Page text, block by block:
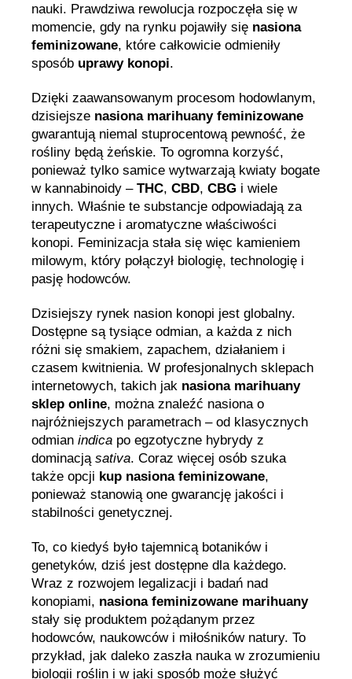
nauki. Prawdziwa rewolucja rozpoczęła się w
momencie, gdy na rynku pojawiły się nasiona
feminizowane, które całkowicie odmieniły
sposób uprawy konopi.
Dzięki zaawansowanym procesom hodowlanym,
dzisiejsze nasiona marihuany feminizowane
gwarantują niemal stuprocentową pewność, że
rośliny będą żeńskie. To ogromna korzyść,
ponieważ tylko samice wytwarzają kwiaty bogate
w kannabinoidy – THC, CBD, CBG i wiele
innych. Właśnie te substancje odpowiadają za
terapeutyczne i aromatyczne właściwości
konopi. Feminizacja stała się więc kamieniem
milowym, który połączył biologię, technologię i
pasję hodowców.
Dzisiejszy rynek nasion konopi jest globalny.
Dostępne są tysiące odmian, a każda z nich
różni się smakiem, zapachem, działaniem i
czasem kwitnienia. W profesjonalnych sklepach
internetowych, takich jak nasiona marihuany
sklep online, można znaleźć nasiona o
najróżniejszych parametrach – od klasycznych
odmian indica po egzotyczne hybrydy z
dominacją sativa. Coraz więcej osób szuka
także opcji kup nasiona feminizowane,
ponieważ stanowią one gwarancję jakości i
stabilności genetycznej.
To, co kiedyś było tajemnicą botaników i
genetyków, dziś jest dostępne dla każdego.
Wraz z rozwojem legalizacji i badań nad
konopiami, nasiona feminizowane marihuany
stały się produktem pożądanym przez
hodowców, naukowców i miłośników natury. To
przykład, jak daleko zaszła nauka w zrozumieniu
biologii roślin i w jaki sposób może służyć